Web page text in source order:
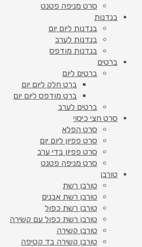
סרט מניפה פטנט
בנדנות
בנדנות ליום יום
בנדנות לערב
בנדנות מודפס
ברטים
ברטים ליום
ברט חלק ליום יום
ברט מודפס ליום יום
ברטים לערב
סרט חצי כיסוי
סרט הפלא
סרט פפיון ליום יום
סרט פפיון בדי ערב
סרט מניפה פטנט
טורבן
טורבן רשת
טורבן רשת אבנים
טורבן רשת כפול
טורבן רשת כפול עם קשירה
טורבן קשירה
טורבן קשירה בד קטיפה